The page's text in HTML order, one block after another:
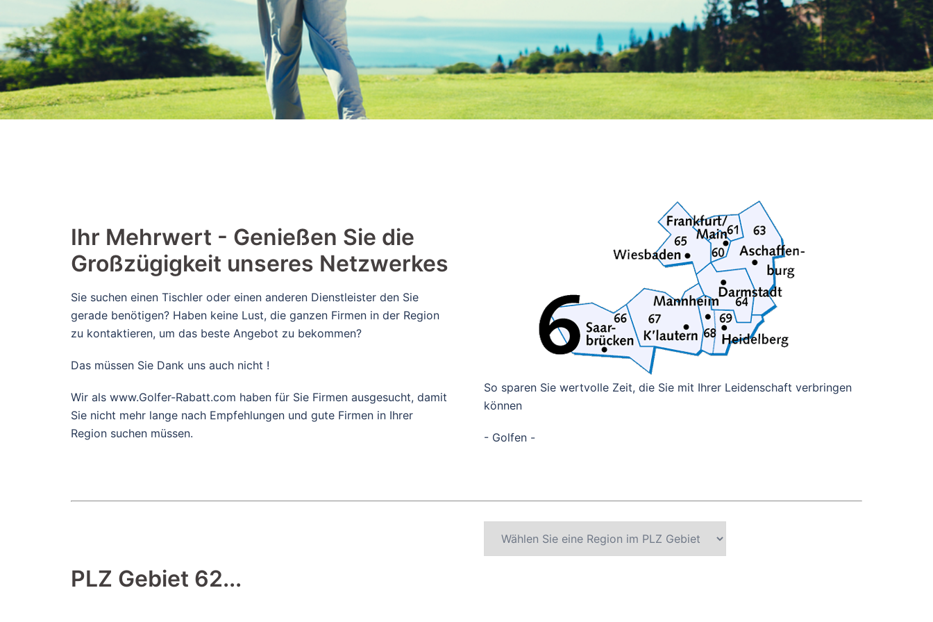
​​Ihr Mehrwert - Genießen Sie die
Großzügigkeit unseres Netzwerkes
Sie suchen einen Tischler oder einen anderen Dienstleister den Sie
gerade benötigen? Haben keine Lust, die ganzen Firmen in der Region
zu kontaktieren, um das beste Angebot zu bekommen?
Das müssen Sie Dank uns auch nicht !
Wir als www.Golfer-Rabatt.com haben für Sie Firmen ausgesucht, damit
Sie nicht mehr lange nach Empfehlungen und gute Firmen in Ihrer
Region suchen müssen.
So sparen Sie wertvolle Zeit, die Sie mit Ihrer Leidenschaft verbringen
können
- Golfen -
PLZ Gebiet 62...